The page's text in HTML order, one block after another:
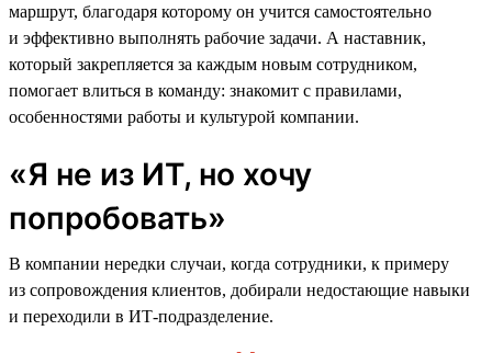
маршрут, благодаря которому он учится самостоятельно
и эффективно выполнять рабочие задачи. А наставник,
который закрепляется за каждым новым сотрудником,
помогает влиться в команду: знакомит с правилами,
особенностями работы и культурой компании.
«Я не из ИТ, но хочу
попробовать»
В компании нередки случаи, когда сотрудники, к примеру
из сопровождения клиентов, добирали недостающие навыки
и переходили в ИТ-подразделение.